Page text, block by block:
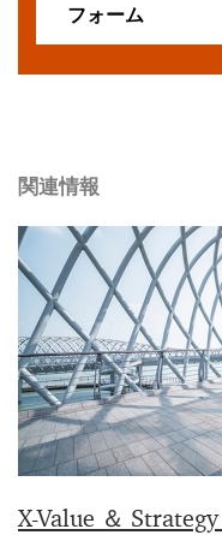
フォーム
関連情報
X-Value ＆